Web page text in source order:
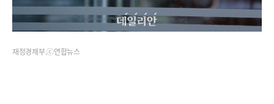
재정경제부.ⓒ연합뉴스